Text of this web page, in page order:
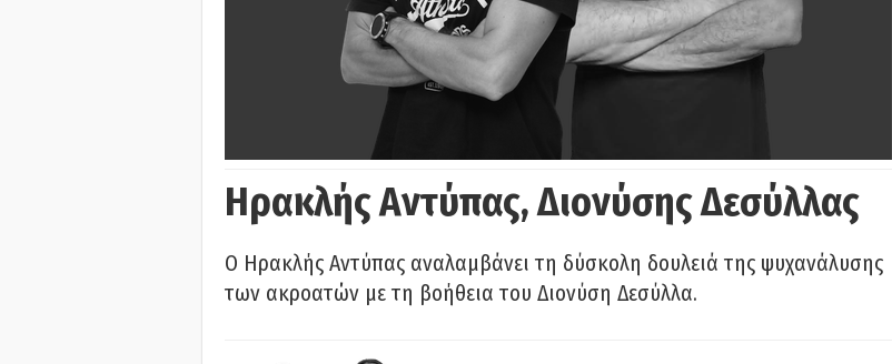
Ηρακλής Αντύπας, Διονύσης Δεσύλλας
Ο Ηρακλής Αντύπας αναλαμβάνει τη δύσκολη δουλειά της ψυχανάλυσης
των ακροατών με τη βοήθεια του Διονύση Δεσύλλα.